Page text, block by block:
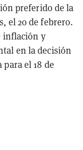
preferido de la
el 20 de febrero.
inflación y
en la decisión
el 18 de